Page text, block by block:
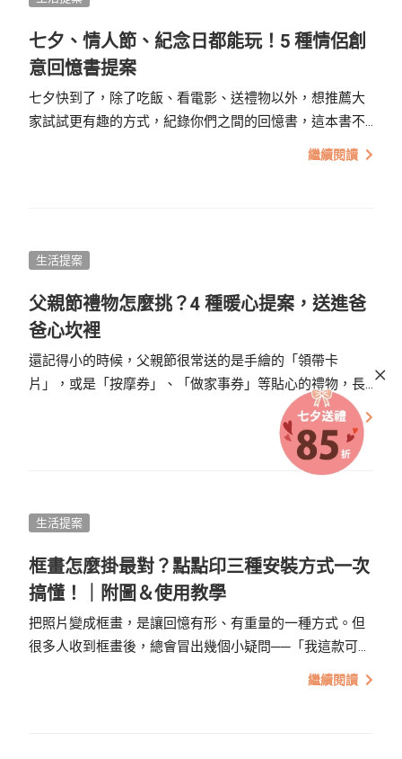
七夕、情人節、紀念日都能玩！5 種情侶創
意回憶書提案
七夕快到了，除了吃飯、看電影、送禮物以外，想推薦大
家試試更有趣的方式，紀錄你們之間的回憶書，這本書不
只是單純的收藏照片，它還可以是一場說故事遊戲、一項
繼續閱讀
生活提案
父親節禮物怎麼挑？4 種暖心提案，送進爸
爸心坎裡
還記得小的時候，父親節很常送的是手繪的「領帶卡
片」，或是「按摩券」、「做家事券」等貼心的禮物，長
大之後，或許少了一點童趣，但我們可以用另一種方式，
把平時對爸爸的感謝與愛，不只銘記在心，也化為實體紀
繼續閱讀
生活提案
框畫怎麼掛最對？點點印三種安裝方式一次
搞懂！｜附圖＆使用教學
把照片變成框畫，是讓回憶有形、有重量的一種方式。但
很多人收到框畫後，總會冒出幾個小疑問──「我這款可以
掛牆嗎？怎麼掛才穩？」「如果不想釘牆，有其他做法
繼續閱讀